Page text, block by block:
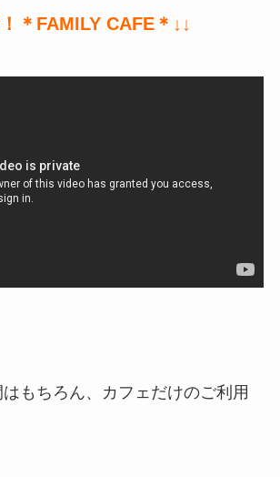
＊FAMILY CAFE＊↓↓
もちろん、カフェだけのご利用